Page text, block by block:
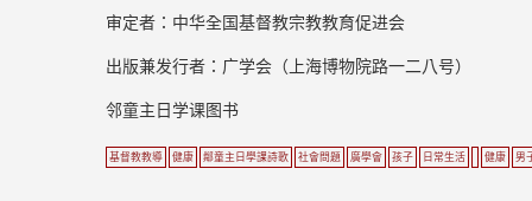
审定者：中华全国基督教宗教教育促进会
出版兼发行者：广学会（上海博物院路一二八号）
邻童主日学课图书
基督教教導 健康 鄰童主日學課詩歌 社會問題 廣學會 孩子 日常生活 健康 男